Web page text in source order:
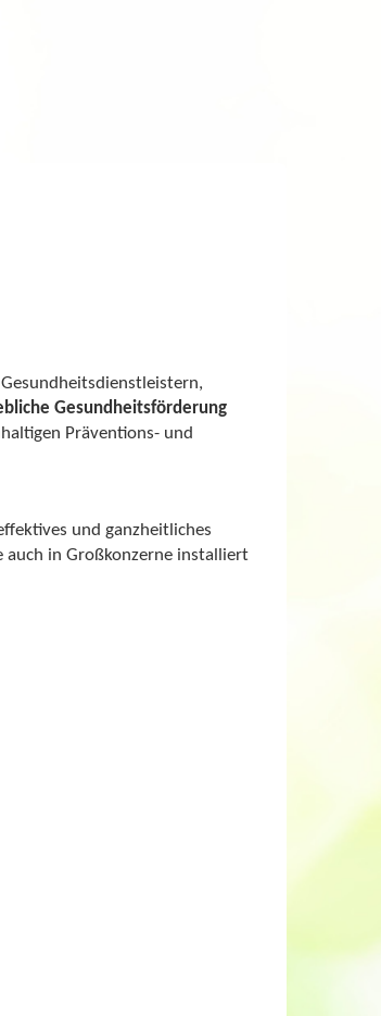
Gesundheitsförderung
Präventions- und
und ganzheitliches
auch in Großkonzerne installiert